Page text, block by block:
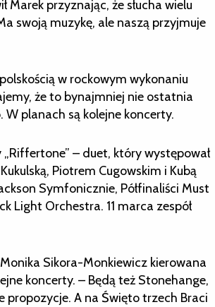
przyznając, że słucha wielu
swoją muzykę, ale naszą przyjmuje
w rockowym wykonaniu
że to bynajmniej nie ostatnia
planach są kolejne koncerty.
– duet, który występował
Piotrem Cugowskim i Kubą
Symfonicznie, Półfinaliści Must
Light Orchestra. 11 marca zespół
Sikora-Monkiewicz kierowana
koncerty. – Będą też Stonehange,
propozycje. A na Święto trzech Braci